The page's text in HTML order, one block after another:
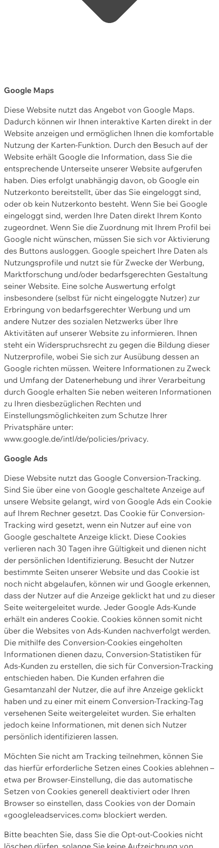
Google Maps
Diese Website nutzt das Angebot von Google Maps.
Dadurch können wir Ihnen interaktive Karten direkt in der
Website anzeigen und ermöglichen Ihnen die komfortable
Nutzung der Karten-Funktion. Durch den Besuch auf der
Website erhält Google die Information, dass Sie die
entsprechende Unterseite unserer Website aufgerufen
haben. Dies erfolgt unabhängig davon, ob Google ein
Nutzerkonto bereitstellt, über das Sie eingeloggt sind,
oder ob kein Nutzerkonto besteht. Wenn Sie bei Google
eingeloggt sind, werden Ihre Daten direkt Ihrem Konto
zugeordnet. Wenn Sie die Zuordnung mit Ihrem Profil bei
Google nicht wünschen, müssen Sie sich vor Aktivierung
des Buttons ausloggen. Google speichert Ihre Daten als
Nutzungsprofile und nutzt sie für Zwecke der Werbung,
Marktforschung und/oder bedarfsgerechten Gestaltung
seiner Website. Eine solche Auswertung erfolgt
insbesondere (selbst für nicht eingeloggte Nutzer) zur
Erbringung von bedarfsgerechter Werbung und um
andere Nutzer des sozialen Netzwerks über Ihre
Aktivitäten auf unserer Website zu informieren. Ihnen
steht ein Widerspruchsrecht zu gegen die Bildung dieser
Nutzerprofile, wobei Sie sich zur Ausübung dessen an
Google richten müssen. Weitere Informationen zu Zweck
und Umfang der Datenerhebung und ihrer Verarbeitung
durch Google erhalten Sie neben weiteren Informationen
zu Ihren diesbezüglichen Rechten und
Einstellungsmöglichkeiten zum Schutze Ihrer
Privatsphäre unter:
www.google.de/intl/de/policies/privacy.
Google Ads
Diese Website nutzt das Google Conversion-Tracking.
Sind Sie über eine von Google geschaltete Anzeige auf
unsere Website gelangt, wird von Google Ads ein Cookie
auf Ihrem Rechner gesetzt. Das Cookie für Conversion-
Tracking wird gesetzt, wenn ein Nutzer auf eine von
Google geschaltete Anzeige klickt. Diese Cookies
verlieren nach 30 Tagen ihre Gültigkeit und dienen nicht
der persönlichen Identifizierung. Besucht der Nutzer
bestimmte Seiten unserer Website und das Cookie ist
noch nicht abgelaufen, können wir und Google erkennen,
dass der Nutzer auf die Anzeige geklickt hat und zu dieser
Seite weitergeleitet wurde. Jeder Google Ads-Kunde
erhält ein anderes Cookie. Cookies können somit nicht
über die Websites von Ads-Kunden nachverfolgt werden.
Die mithilfe des Conversion-Cookies eingeholten
Informationen dienen dazu, Conversion-Statistiken für
Ads-Kunden zu erstellen, die sich für Conversion-Tracking
entschieden haben. Die Kunden erfahren die
Gesamtanzahl der Nutzer, die auf ihre Anzeige geklickt
haben und zu einer mit einem Conversion-Tracking-Tag
versehenen Seite weitergeleitet wurden. Sie erhalten
jedoch keine Informationen, mit denen sich Nutzer
persönlich identifizieren lassen.
Möchten Sie nicht am Tracking teilnehmen, können Sie
das hierfür erforderliche Setzen eines Cookies ablehnen –
etwa per Browser-Einstellung, die das automatische
Setzen von Cookies generell deaktiviert oder Ihren
Browser so einstellen, dass Cookies von der Domain
«googleleadservices.com» blockiert werden.
Bitte beachten Sie, dass Sie die Opt-out-Cookies nicht